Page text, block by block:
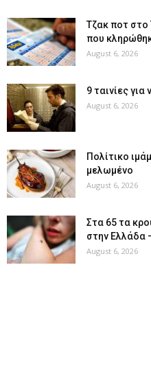
Tζακ ποτ στο
που
August 6, 2026
9 ταινίες
August 6, 2026
Πολίτικο
μελωμένο
August 6, 2026
Στα 65 τα
στην Ελλάδα
August 6, 2026